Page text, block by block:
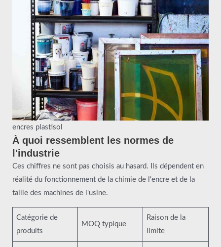
encres plastisol
À quoi ressemblent les normes de
l'industrie
Ces chiffres ne sont pas choisis au hasard. Ils dépendent en
réalité du fonctionnement de la chimie de l'encre et de la
taille des machines de l'usine.
Catégorie de
produits
MOQ typique
Raison de la
limite